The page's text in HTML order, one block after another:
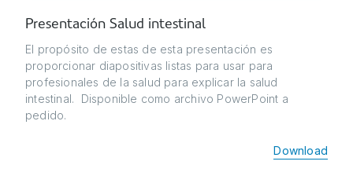
Presentación Salud intestinal
El propósito de estas de esta presentación es
proporcionar diapositivas listas para usar para
profesionales de la salud para explicar la salud
intestinal. Disponible como archivo PowerPoint a
pedido.
Download